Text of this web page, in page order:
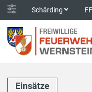
Schärding
Einsätze